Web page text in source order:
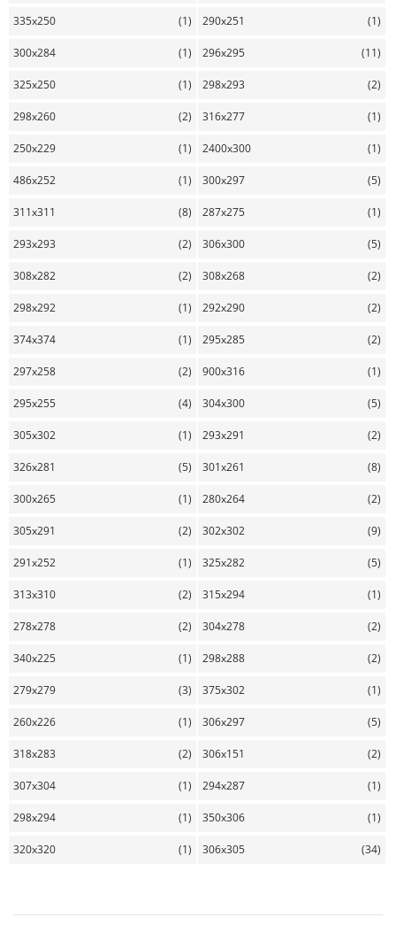
335x250 (1) 290x251 (1)
300x284 (1) 296x295 (11)
325x250 (1) 298x293 (2)
298x260 (2) 316x277 (1)
250x229 (1) 2400x300 (1)
486x252 (1) 300x297 (5)
311x311 (8) 287x275 (1)
293x293 (2) 306x300 (5)
308x282 (2) 308x268 (2)
298x292 (1) 292x290 (2)
374x374 (1) 295x285 (2)
297x258 (2) 900x316 (1)
295x255 (4) 304x300 (5)
305x302 (1) 293x291 (2)
326x281 (5) 301x261 (8)
300x265 (1) 280x264 (2)
305x291 (2) 302x302 (9)
291x252 (1) 325x282 (5)
313x310 (2) 315x294 (1)
278x278 (2) 304x278 (2)
340x225 (1) 298x288 (2)
279x279 (3) 375x302 (1)
260x226 (1) 306x297 (5)
318x283 (2) 306x151 (2)
307x304 (1) 294x287 (1)
298x294 (1) 350x306 (1)
320x320 (1) 306x305 (34)